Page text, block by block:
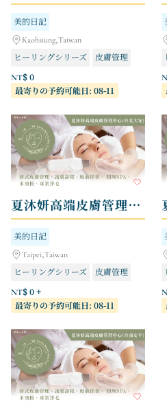
美的日記
Kaohsiung,Taiwan
ヒーリングシリーズ
皮膚管理
NT$ 0
最寄りの予約可能日: 08-11
夏沐妍高端皮膚管理中心 - 台北大安店
美的日記
Taipei,Taiwan
ヒーリングシリーズ
皮膚管理
NT$ 0 +
最寄りの予約可能日: 08-11